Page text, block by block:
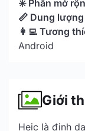
✳️ Phần mở
📏 Dung
👩‍💻 Tương
Android
Giới
Heic là định